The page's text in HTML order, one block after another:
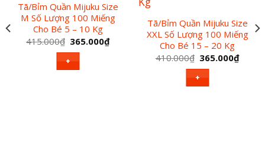
Tã/Bỉm Quần Mijuku Size
M Số Lượng 100 Miếng
Cho Bé 5 – 10 Kg
415.000₫ Giá
gốc
là:
415.000₫.
365.000₫Giá
+
Tã/Bỉm Quần Mijuku Size
XXL Số Lượng 100 Miếng
Cho Bé 15 – 20 Kg
410.000₫ Giá
gốc
là:
410.000₫.
365.000₫Giá
hiện
+